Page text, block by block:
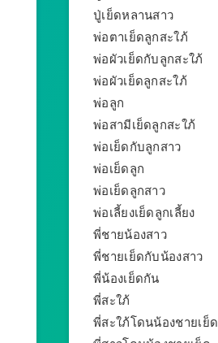
ปู่เย็ดหลานสาว
พ่อตาเย็ดลูกสะใภ้
พ่อผัวเย็ดกับลูกสะใภ้
พ่อผัวเย็ดลูกสะใภ้
พ่อลูก
พ่อสามีเย็ดลูกสะใภ้
พ่อเย็ดกับลูกสาว
พ่อเย็ดลูก
พ่อเย็ดลูกสาว
พ่อเลี้ยงเย็ดลูกเลี้ยง
พี่ชายน้องสาว
พี่ชายเย็ดกับน้องสาว
พี่น้องเย็ดกัน
พี่สะใภ้
พี่สะใภ้โดนน้องชายเย็ด